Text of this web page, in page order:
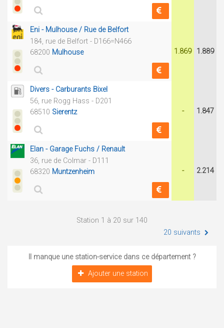
Eni - Mulhouse / Rue de Belfort
184, rue de Belfort - D166=N466
68200 Mulhouse 1.869 1.889
Divers - Carburants Bixel
56, rue Rogg Hass - D201
68510 Sierentz - 1.847
Elan - Garage Fuchs / Renault
36, rue de Colmar - D111
68320 Muntzenheim - 2.214
Station 1 à 20 sur 140
20 suivants
Il manque une station-service dans ce département ?
Ajouter une station